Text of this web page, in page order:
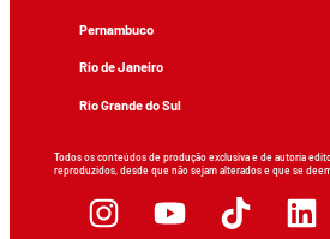
Pernambuco
Rio de Janeiro
Rio Grande do Sul
Todos os conteúdos de produção exclusiva e de autoria
reproduzidos, desde que não sejam alterados e que se